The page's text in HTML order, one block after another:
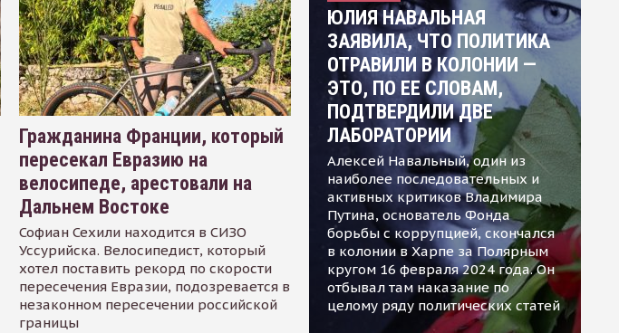
Гражданина Франции, который
пересекал Евразию на
велосипеде, арестовали на
Дальнем Востоке
Софиан Сехили находится в СИЗО
Уссурийска. Велосипедист, который
хотел поставить рекорд по скорости
пересечения Евразии, подозревается в
незаконном пересечении российской
границы
ЮЛИЯ НАВАЛЬНАЯ
ЗАЯВИЛА, ЧТО ПОЛИТИКА
ОТРАВИЛИ В КОЛОНИИ —
ЭТО, ПО ЕЕ СЛОВАМ,
ПОДТВЕРДИЛИ ДВЕ
ЛАБОРАТОРИИ
Алексей Навальный, один из
наиболее последовательных и
активных критиков Владимира
Путина, основатель Фонда
борьбы с коррупцией, скончался
в колонии в Харпе за Полярным
кругом 16 февраля 2024 года. Он
отбывал там наказание по
целому ряду политических статей